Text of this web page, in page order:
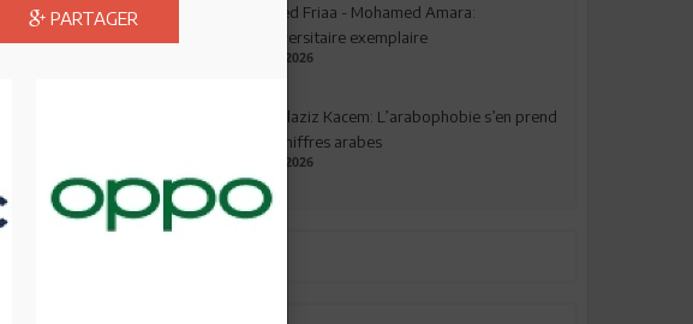
Ahmed Friaa - Mohamed Amara:
l’Universitaire exemplaire
04.08.2026
Abdelaziz Kacem: L’arabophobie s’en prend
aux chiffres arabes
09.07.2026
PARTAGER